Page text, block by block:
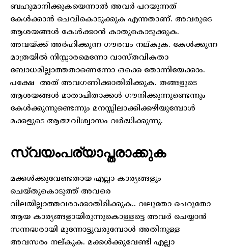
ബഹുമാനിക്കുകയെന്നാൽ അവർ പറയുന്നത്
കേൾക്കാൻ ചെവികൊടുക്കുക എന്നതാണ്. അവരുടെ
ആശയങ്ങൾ കേൾക്കാൻ കാതുകൊടുക്കുക.
അവയ്ക്ക് അർഹിക്കുന്ന ഗൗരവം നല്കുക. കേൾക്കുന്ന
മാത്രയിൽ നിസ്സാരമെന്നോ വാസ്തവികതാ
ബോധമില്ലാത്തതാണെന്നോ ഒക്കെ തോന്നിയേക്കാം.
പക്ഷേ അത് അവഗണിക്കാതിരിക്കുക. തങ്ങളുടെ
ആശയങ്ങൾ മാതാപിതാക്കൾ ഗൗനിക്കുന്നുണ്ടെന്നും
കേൾക്കുന്നുണ്ടെന്നും മനസ്സിലാക്കിക്കഴിയുമ്പോൾ
മക്കളുടെ ആത്മവിശ്വാസം വർദ്ധിക്കുന്നു.
സ്വയംപര്യാപ്തരാക്കുക
മക്കൾക്കുവേണ്ടതായ എല്ലാ കാര്യങ്ങളും
ചെയ്തുകൊടുത്ത് അവരെ
വിലയില്ലാത്തവരാക്കാതിരിക്കുക.. വലുതോ ചെറുതോ
ആയ കാര്യങ്ങളായിരുന്നുകൊള്ളട്ടെ അവർ ചെയ്യാൻ
സന്നദ്ധരായി മുന്നോട്ടുവരുമ്പോൾ അതിനുള്ള
അവസരം നല്കുക. മക്കൾക്കുവേണ്ടി എല്ലാ